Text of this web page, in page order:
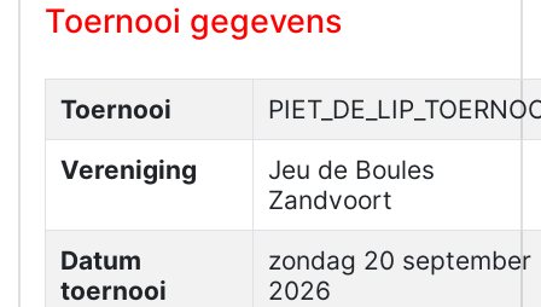
Toernooi gegevens
Toernooi
Vereniging
Jeu de Boules
Zandvoort
Datum
toernooi
zondag 20 september
2026